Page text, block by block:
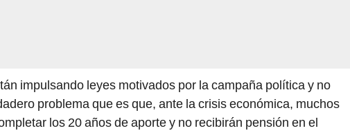
impulsando leyes motivados por la campaña política y no
problema que es que, ante la crisis económica, muchos
los 20 años de aporte y no recibirán pensión en el